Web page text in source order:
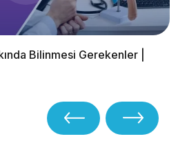
Bilinmesi Gerekenler |